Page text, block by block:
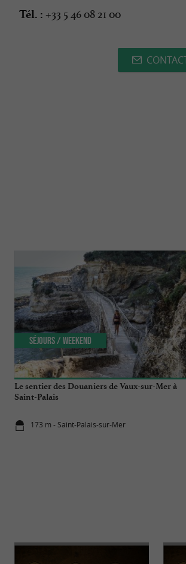
Tél. : +33 5 46 08 21 00
Le sentier des Douaniers de Vaux-sur-Mer à
Saint-Palais
173 m - Saint-Palais-sur-Mer
Séjours / Weekend